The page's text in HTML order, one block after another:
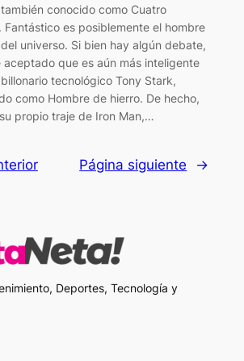
conocido como Cuatro
Fantástico es posiblemente el hombre
universo. Si bien hay algún debate,
aceptado que es aún más inteligente
tecnológico Tony Stark,
como Hombre de hierro. De hecho,
propio traje de Iron Man,…
Página siguiente →
Deportes, Tecnología y